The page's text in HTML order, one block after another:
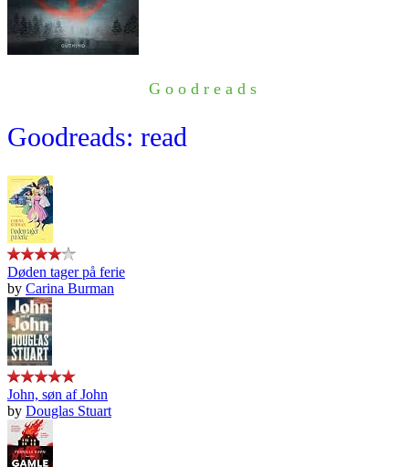
Goodreads
Goodreads: read
Døden tager på ferie
by Carina Burman
John, søn af John
by Douglas Stuart